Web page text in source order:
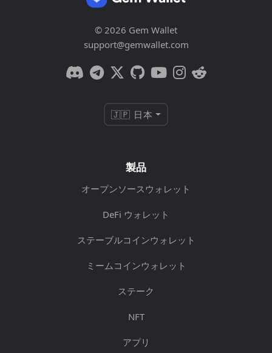
© 2026 Gem Wallet
support@gemwallet.com
🇯🇵 日本
製品
オープンソースウォレット
DeFi ウォレット
ステーブルコインウォレット
ミームコインウォレット
ステーク
NFT
アプリ